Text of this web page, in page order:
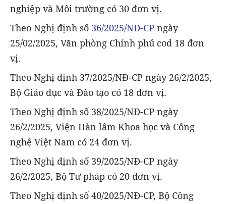
nghiệp và Môi trường có 30 đơn vị.
Theo Nghị định số 36/2025/NĐ-CP ngày
25/02/2025, Văn phòng Chính phủ cod 18 đơn
vị.
Theo Nghị định 37/2025/NĐ-CP ngày 26/2/2025,
Bộ Giáo dục và Đào tạo có 18 đơn vị.
Theo Nghị định số 38/2025/NĐ-CP ngày
26/2/2025, Viện Hàn lâm Khoa học và Công
nghệ Việt Nam có 24 đơn vị.
Theo Nghị định số 39/2025/NĐ-CP ngày
26/2/2025, Bộ Tư pháp có 20 đơn vị.
Theo Nghị định số 40/2025/NĐ-CP, Bộ Công